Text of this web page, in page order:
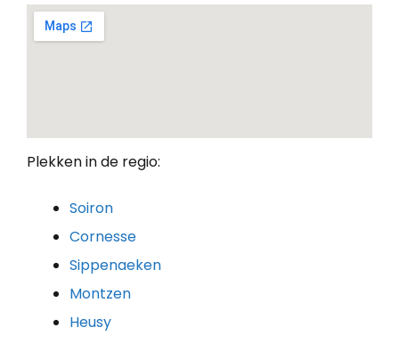
Plekken in de regio:
Soiron
Cornesse
Sippenaeken
Montzen
Heusy